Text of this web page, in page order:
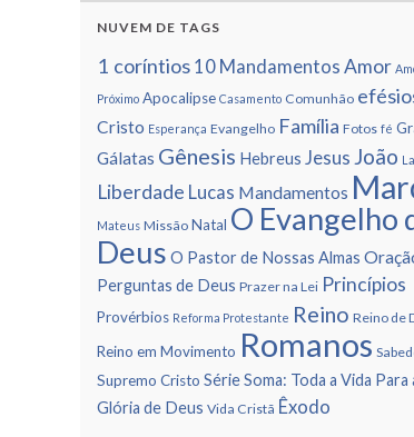
NUVEM DE TAGS
1 corí­ntios 10 Mandamentos Amor
Próximo Apocalipse Casamento Comunhão
Cristo Esperança Evangelho Famí­lia Fotos fé
Gálatas Gênesis Hebreus Jesus João
Liberdade Lucas Mandamentos
Mateus Missão Natal O Evangelho
Deus O Pastor de Nossas Almas
Perguntas de Deus Prazer na Lei Princí­pios
Provérbios Reforma Protestante Reino Reino de
Reino em Movimento Romanos
Supremo Cristo Série Soma: Toda a Vida Para
Glória de Deus Vida Cristã Êxodo